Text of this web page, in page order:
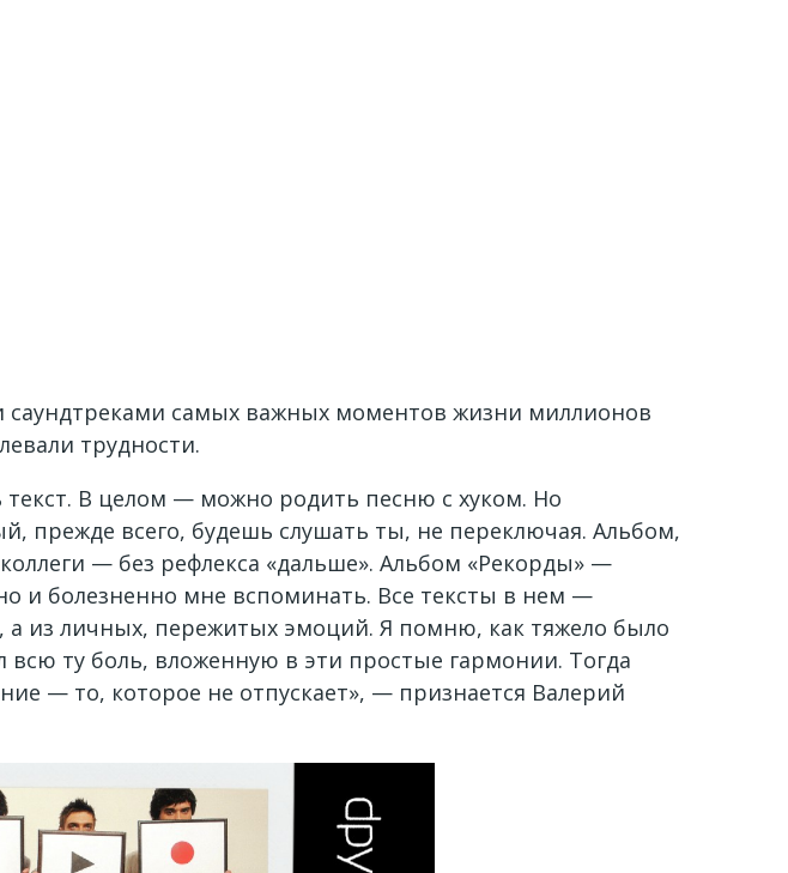
саундтреками самых важных моментов жизни миллионов
трудности.
В целом — можно родить песню с хуком. Но
прежде всего, будешь слушать ты, не переключая. Альбом,
— без рефлекса «дальше». Альбом «Рекорды» —
и болезненно мне вспоминать. Все тексты в нем —
а из личных, пережитых эмоций. Я помню, как тяжело было
ту боль, вложенную в эти простые гармонии. Тогда
— то, которое не отпускает», — признается Валерий